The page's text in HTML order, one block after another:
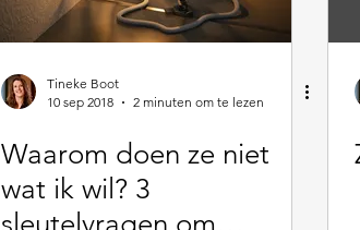
Tineke Boot
10 sep 2018
2 minuten om te lezen
Waarom doen ze niet
wat ik wil? 3